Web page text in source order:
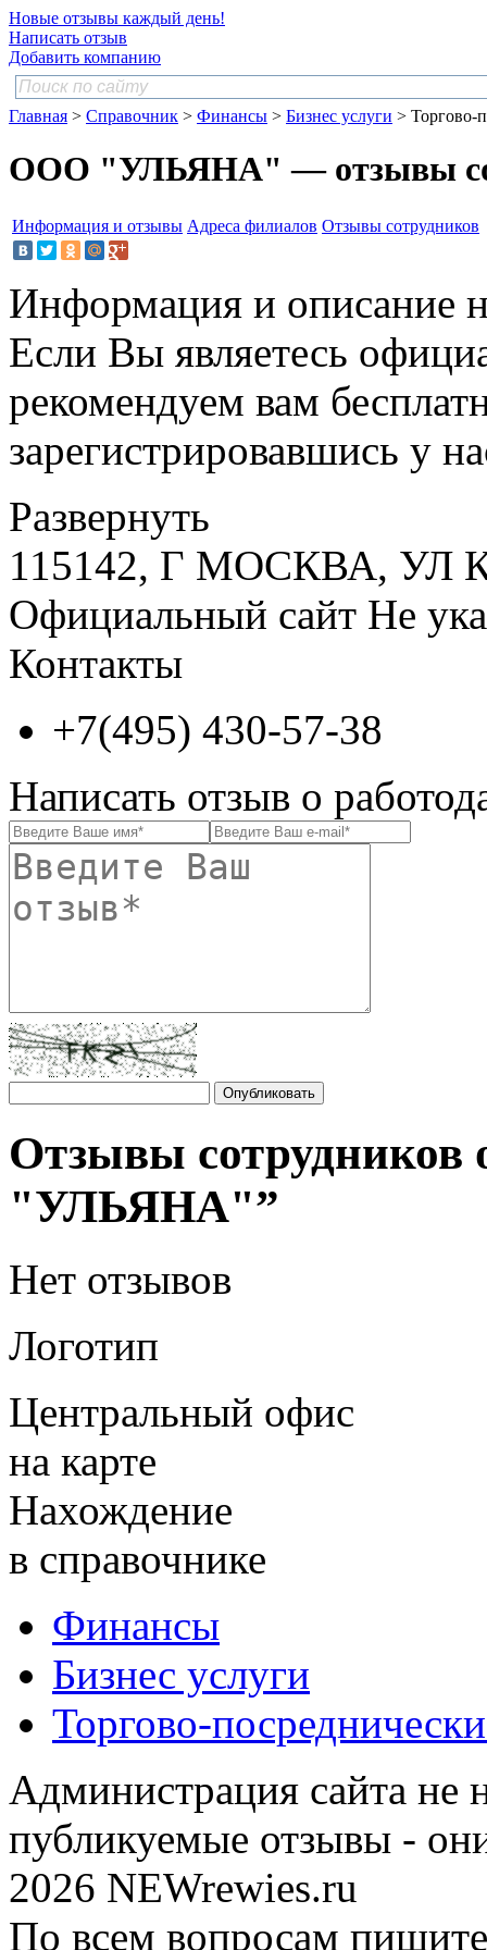
Новые отзывы каждый день!
Написать отзыв
Добавить компанию
Главная > Справочник > Финансы > Бизнес услуги > Торгово-
ООО "УЛЬЯНА" — отзывы
Информация и отзывы Адреса филиалов Отзывы сотрудников
Информация и описание
Если Вы являетесь
рекомендуем вам
зарегистрировавшись у
Развернуть
115142, Г МОСКВА,
Официальный сайт Не
Контакты
+7(495) 430-57-38
Написать отзыв о
Отзывы
"УЛЬЯНА"”
Нет отзывов
Логотип
Центральный офис
на карте
Нахождение
в справочнике
Финансы
Бизнес услуги
Торгово-
Администрация сайта не
публикуемые отзывы -
2026 NEWrewies.ru
По всем вопросам